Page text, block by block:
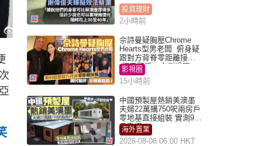
投資理財
2小時前
佘詩曼疑胸壓Chrome
Hearts型男老闆 俯身疑
跟對方背脊零距離接觸
網民驚呼：企側邊唔
得？
影視圈
15小時前
中國預製屋熱銷美澳墨
夫婦22萬購750呎兩房戶
零地基直接組裝 實測9個
月激讚
海外置業
2026-08-06 06:00 HKT